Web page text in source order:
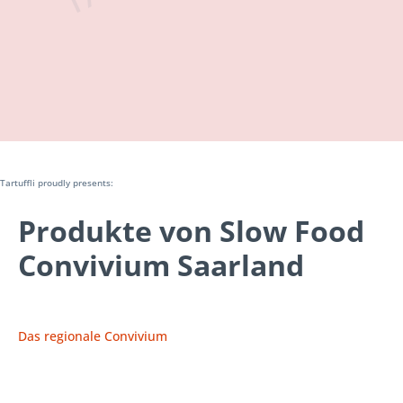
Tartuffli proudly presents:
Produkte von Slow Food
Convivium Saarland
Das regionale Convivium